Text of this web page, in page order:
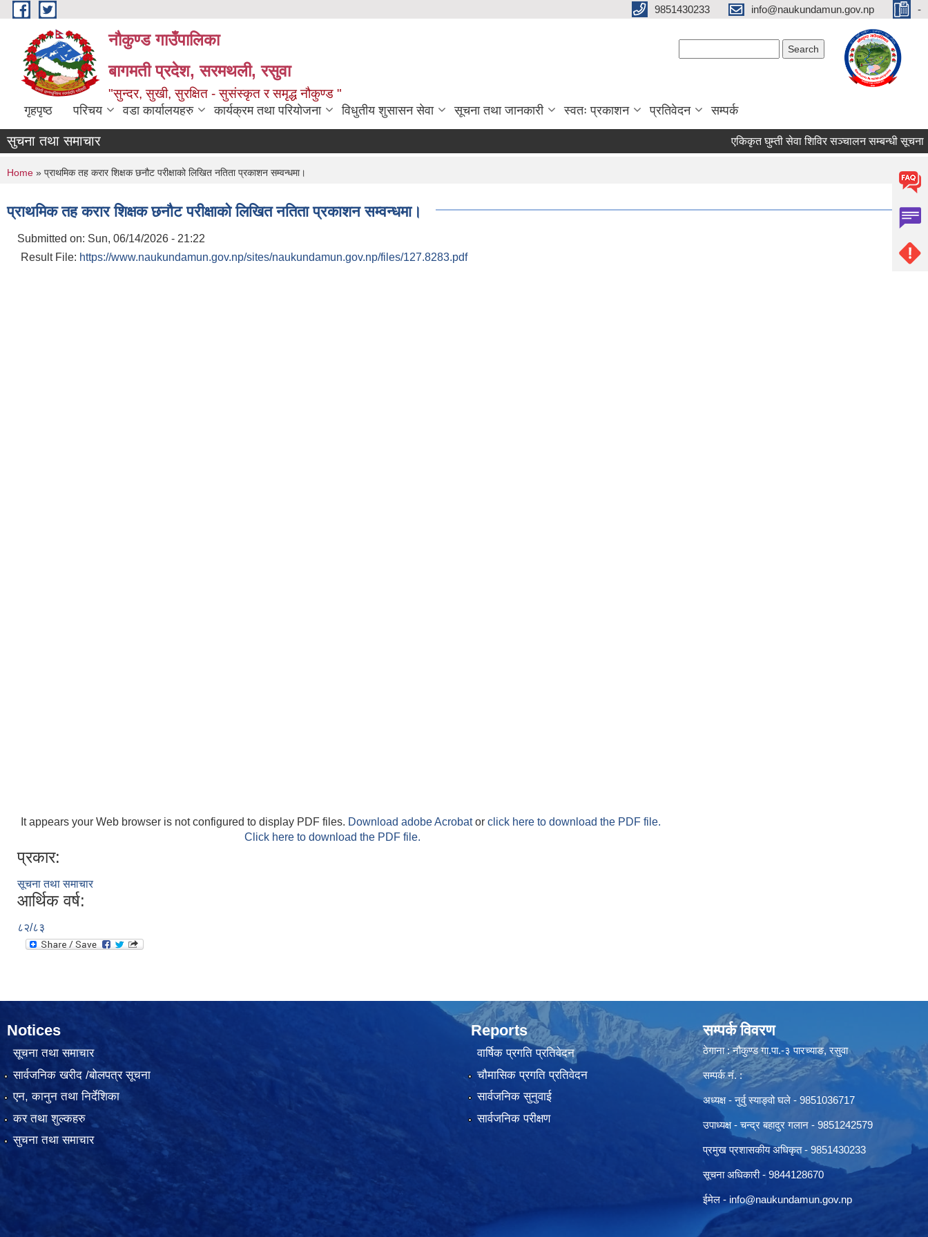
Skip to main content 9851430233 info@naukundamun.gov.np -
नौकुण्ड गाउँपालिका
बागमती प्रदेश, सरमथली, रसुवा
"सुन्दर, सुखी, सुरक्षित - सुसंस्कृत र समृद्ध नौकुण्ड "
गृहपृष्ठ परिचय वडा कार्यालयहरु कार्यक्रम तथा परियोजना विधुतीय शुसासन सेवा सूचना तथा जानकारी स्वतः प्रकाशन प्रतिवेदन सम्पर्क
सुचना तथा समाचार एकिकृत घुम्ती सेवा शिविर सञ्‍चालन सम्बन्धी सूचना
You are here
Home » प्राथमिक तह करार शिक्षक छनौट परीक्षाको लिखित नतिता प्रकाशन सम्वन्धमा।
प्राथमिक तह करार शिक्षक छनौट परीक्षाको लिखित नतिता प्रकाशन सम्वन्धमा।
Submitted on: Sun, 06/14/2026 - 21:22
Result File: https://www.naukundamun.gov.np/sites/naukundamun.gov.np/files/127.8283.pdf
It appears your Web browser is not configured to display PDF files. Download adobe Acrobator click here to download the PDF file.
Click here to download the PDF file.
प्रकार:
सूचना तथा समाचार
आर्थिक वर्ष:
८२/८३
Notices
सूचना तथा समाचार
सार्वजनिक खरीद /बोलपत्र सूचना
एन, कानुन तथा निर्देशिका
कर तथा शुल्कहरु
सुचना तथा समाचार
Reports
वार्षिक प्रगति प्रतिवेदन
चौमासिक प्रगति प्रतिवेदन
सार्वजनिक सुनुवाई
सार्वजनिक परीक्षण
सम्पर्क विवरण
ठेगाना : नौकुण्ड गा.पा.-३ पारच्याङ, रसुवा
सम्पर्क नं. :
अध्यक्ष - नुर्वु स्याङ्वो घले - 9851036717
उपाध्यक्ष - चन्द्र बहादुर गलान - 9851242579
प्रमुख प्रशासकीय अधिकृत - 9851430233
सूचना अधिकारी - 9844128670
ईमेल - info@naukundamun.gov.np